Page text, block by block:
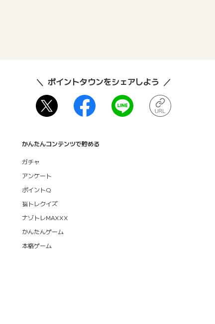
ポイントタウンをシェアしよう
かんたんコンテンツで貯める
ガチャ
アンケート
ポイントQ
脳トレクイズ
ナゾトレMAXXX
かんたんゲーム
本格ゲーム